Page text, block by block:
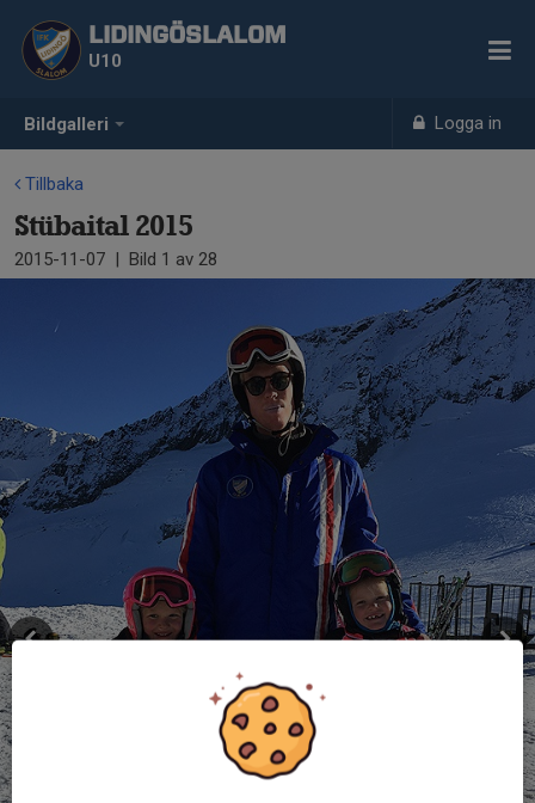
Bildgalleri Logga in
LIDINGÖSLALOM
U10
Tillbaka
Stübaital 2015
2015-11-07 | Bild 1 av 28